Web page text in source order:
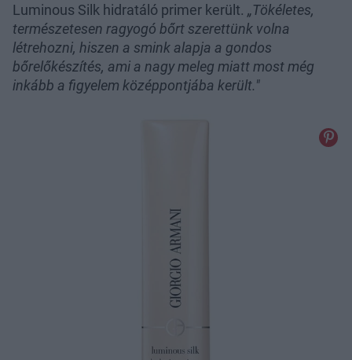
Luminous Silk hidratáló primer került. „Tökéletes,
természetesen ragyogó bőrt szerettünk volna
létrehozni, hiszen a smink alapja a gondos
bőrelőkészítés, ami a nagy meleg miatt most még
inkább a figyelem középpontjába került."